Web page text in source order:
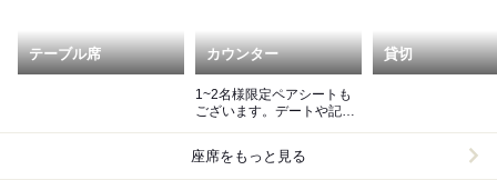
テーブル席 カウンター
1~2名様限定ペアシートも
ございます。デートや記念
貸切
座席をもっと見る